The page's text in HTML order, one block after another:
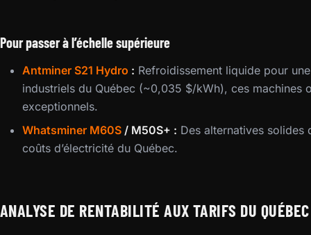
Pour passer à l’échelle supérieure
Antminer S21 Hydro : Refroidissement liquide pour
industriels du Québec (~0,035 $/kWh), ces machines
exceptionnels.
Whatsminer M60S / M50S+ : Des alternatives solides
coûts d’électricité du Québec.
ANALYSE DE RENTABILITÉ AUX TARIFS DU QUÉBEC